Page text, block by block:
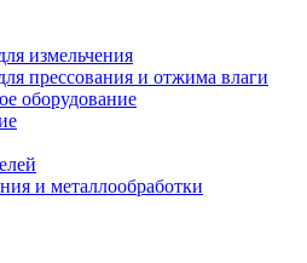
измельчения
прессования и отжима влаги
оборудование
и металлообработки